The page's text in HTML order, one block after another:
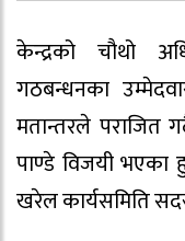
केन्द्रको चौथो
गठबन्धनका
मतान्तरले पराजित
पाण्डे विजयी भएका
खरेल कार्यसमिति